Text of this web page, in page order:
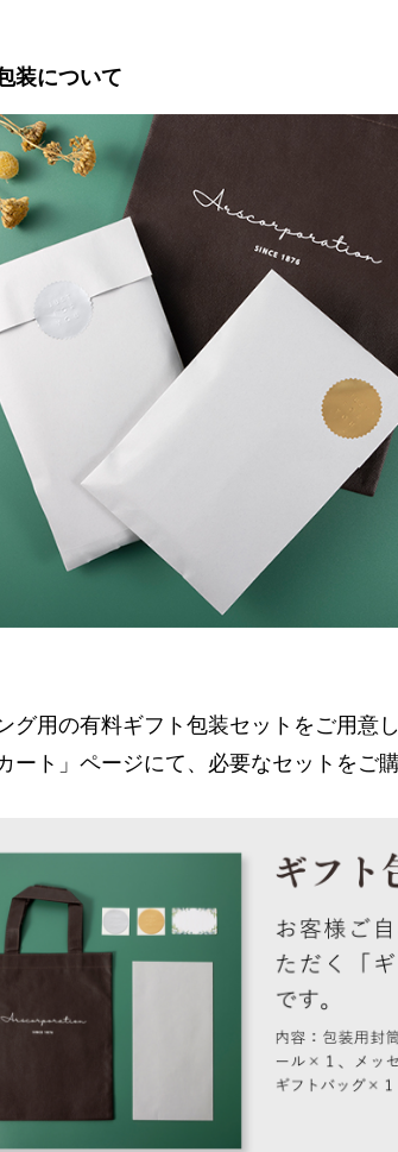
装について
グ用の有料ギフト包装セットをご用意
ート」ページにて、必要なセットをご